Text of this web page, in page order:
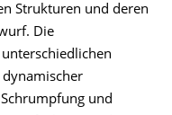
Strukturen und deren
Die
dynamischer
und